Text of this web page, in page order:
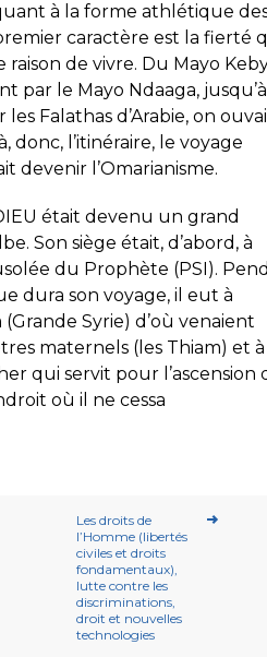
à la forme athlétique
caractère est la fierté
de vivre. Du Mayo
par le Mayo Ndaaga,
Falathas d’Arabie, on
donc, l’itinéraire, le voyage
devenir l’Omarianisme.
était devenu un grand
Son siège était, d’abord, à
du Prophète (PSI).
dura son voyage, il eut à
Syrie) d’où venaient
maternels (les Thiam) et
qui servit pour l’ascension
où il ne cessa
Les droits de
l’Homme (libertés
civiles et droits
fondamentaux),
lutte contre les
discriminations,
droit et nouvelles
technologies